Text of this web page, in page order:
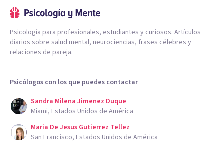
Psicología para profesionales, estudiantes y curiosos. Artículos
diarios sobre salud mental, neurociencias, frases célebres y
relaciones de pareja.
Psicólogos con los que puedes contactar
Sandra Milena Jimenez Duque
Miami, Estados Unidos de América
Maria De Jesus Gutierrez Tellez
San Francisco, Estados Unidos de América